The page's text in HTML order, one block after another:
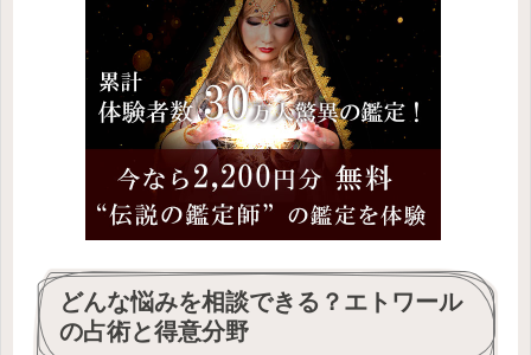
どんな悩みを相談できる？エトワール
の占術と得意分野